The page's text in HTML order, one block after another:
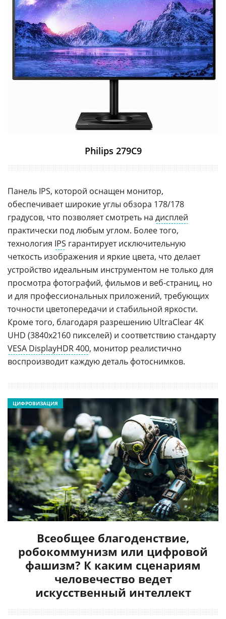
Philips 279C9
Панель IPS, которой оснащен монитор,
обеспечивает широкие углы обзора 178/178
градусов, что позволяет смотреть на дисплей
практически под любым углом. Более того,
технология IPS гарантирует исключительную
четкость изображения и яркие цвета, что делает
устройство идеальным инструментом не только для
просмотра фотографий, фильмов и веб-страниц, но
и для профессиональных приложений, требующих
точности цветопередачи и стабильной яркости.
Кроме того, благодаря разрешению UltraClear 4K
UHD (3840x2160 пикселей) и соответствию стандарту
VESA DisplayHDR 400, монитор реалистично
воспроизводит каждую деталь фотоснимков.
Всеобщее благоденствие,
робокоммунизм или цифровой
фашизм? К каким сценариям
человечество ведет
искусственный интеллект
ЦИФРОВИЗАЦИЯ